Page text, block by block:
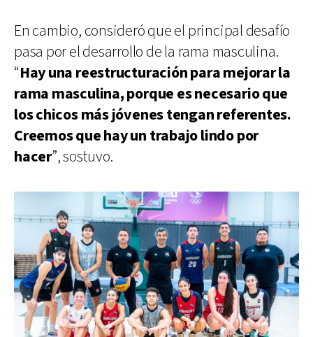
En cambio, consideró que el principal desafío
pasa por el desarrollo de la rama masculina.
“Hay una reestructuración para mejorar la
rama masculina, porque es necesario que
los chicos más jóvenes tengan referentes.
Creemos que hay un trabajo lindo por
hacer”, sostuvo.